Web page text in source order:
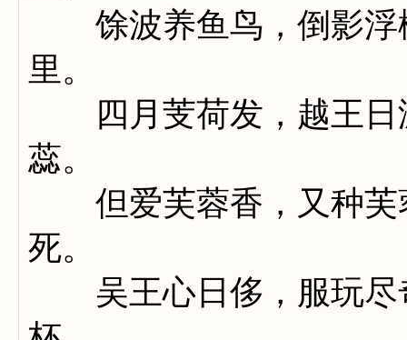
馀波养鱼鸟，倒影浮
里。
四月芰荷发，越王日
蕊。
但爱芙蓉香，又种芙
死。
吴王心日侈，服玩尽